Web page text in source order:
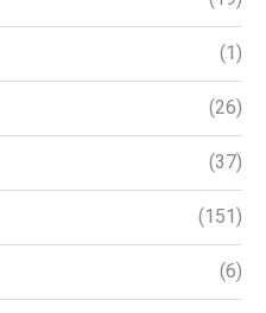
(1)
(26)
(37)
(151)
(6)